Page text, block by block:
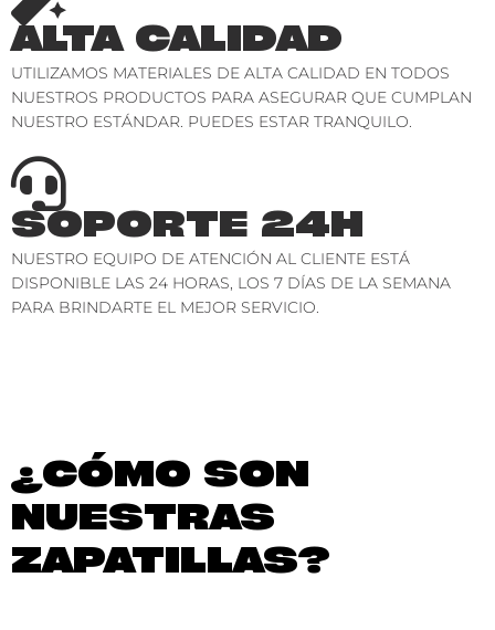
ALTA CALIDAD
UTILIZAMOS MATERIALES DE ALTA CALIDAD EN TODOS
NUESTROS PRODUCTOS PARA ASEGURAR QUE CUMPLAN
NUESTRO ESTÁNDAR. PUEDES ESTAR TRANQUILO.
SOPORTE 24H
NUESTRO EQUIPO DE ATENCIÓN AL CLIENTE ESTÁ
DISPONIBLE LAS 24 HORAS, LOS 7 DÍAS DE LA SEMANA
PARA BRINDARTE EL MEJOR SERVICIO.
¿CÓMO SON
NUESTRAS
ZAPATILLAS?